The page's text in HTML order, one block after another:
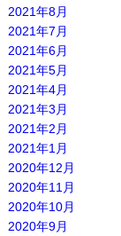
2021年8月
2021年7月
2021年6月
2021年5月
2021年4月
2021年3月
2021年2月
2021年1月
2020年12月
2020年11月
2020年10月
2020年9月